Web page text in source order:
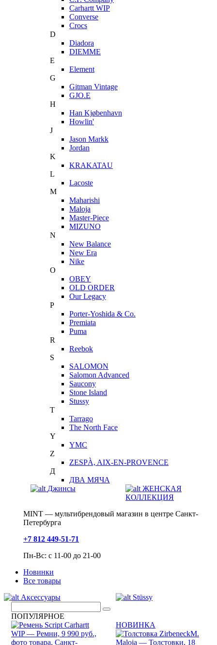
Carhartt WIP
Converse
Crocs
D
Diadora
DIEMME
E
Element
G
Gitman Vintage
GJO.E
H
Han Kjøbenhavn
Howlin'
J
Jason Markk
Jordan
K
KRAKATAU
L
Lacoste
M
Maharishi
Maloja
Master-Piece
MIZUNO
N
New Balance
New Era
Nike
O
OBEY
OLD ORDER
Our Legacy
P
Porter-Yoshida & Co.
Premiata
Puma
R
Reebok
S
SALOMON
Salomon Advanced
Saucony
Stone Island
Stussy
T
Tarrago
The North Face
Y
YMC
Z
ZESPÀ, AIX-EN-PROVENCE
Д
ДВА МЯЧА
Джинсы
ЖЕНСКАЯ
КОЛЛЕКЦИЯ
MINT — мультибрендовый магазин в центре Санкт-
Петербурга
+7 812 449-51-71
Пн-Вс: с 11-00 до 21-00
Новинки
Все товары
Аксессуары
Stüssy
ПОПУЛЯРНОЕ
НОВИНКА